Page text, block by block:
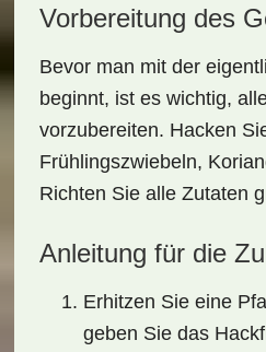
Vorbereitung des
Bevor man mit der
beginnt, ist es wichtig,
vorzubereiten. Hacken
Frühlingszwiebeln,
Richten Sie alle Zutaten
Anleitung für die
Erhitzen Sie eine
geben Sie das